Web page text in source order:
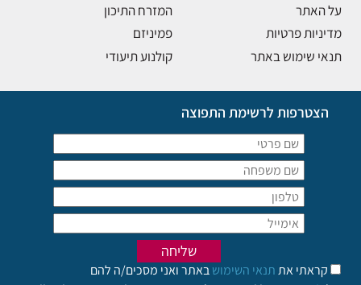
על האתר
מדיניות פרטיות
תנאי שימוש באתר
המזרח התיכון
פמיניזם
קולנוע תיעודי
הצטרפות לרשימת התפוצה
קראתי אתתנאי השימושבאתר ואני מסכים/ה להם